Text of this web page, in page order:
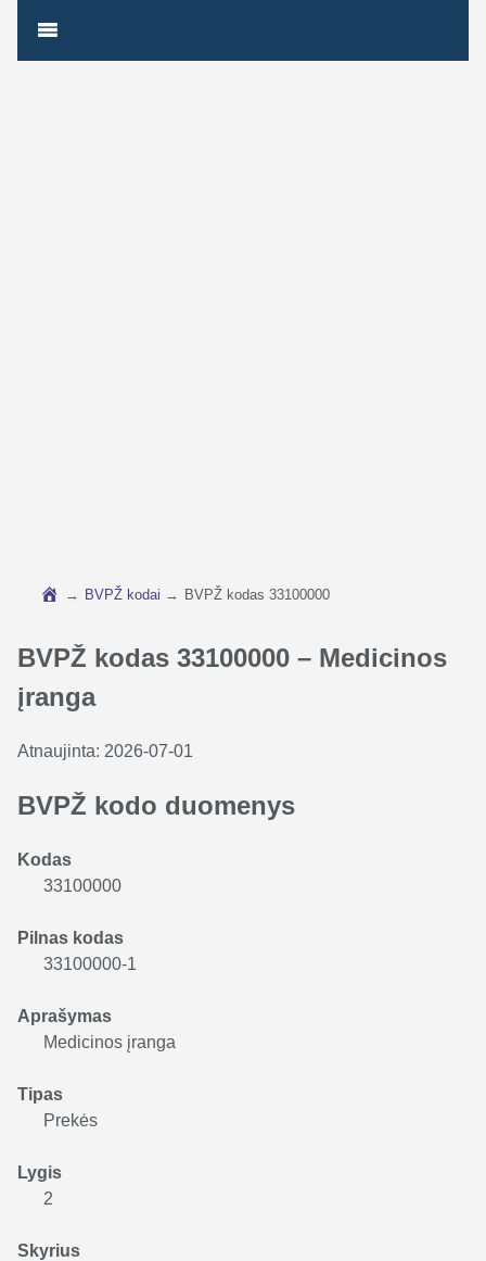
→ BVPŽ kodai → BVPŽ kodas 33100000
BVPŽ kodas 33100000 – Medicinos
įranga
Atnaujinta: 2026-07-01
BVPŽ kodo duomenys
Kodas
33100000
Pilnas kodas
33100000-1
Aprašymas
Medicinos įranga
Tipas
Prekės
Lygis
2
Skyrius